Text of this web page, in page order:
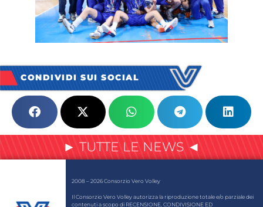
CONDIVIDI SUI SOCIAL
► TUTTE LE NEWS ◄
2008 – 2026 Consorzio Vero Volley
Il Consorzio Vero Volley autorizza la riproduzione totale e/o parziale dei
contenuti a scopo di RECENSIONE, CONDIVISIONE ED